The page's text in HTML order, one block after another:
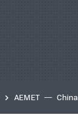
AEMET China